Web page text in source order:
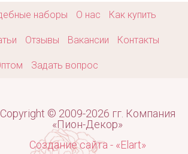
наборы О нас Как купить
Отзывы Вакансии Контакты
Задать вопрос
Copyright © 2009-2026 гг. Компания
«Пион-Декор»
Создание сайта - «Elart»